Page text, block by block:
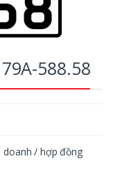
588.58
/ hợp đồng